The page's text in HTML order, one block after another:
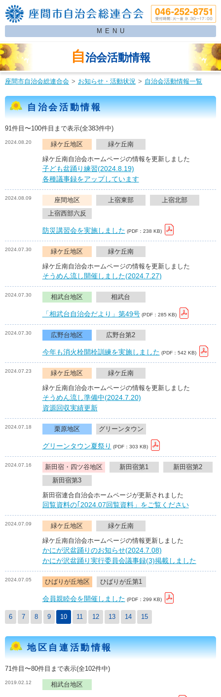
MENU
自治会活動情報
座間市自治会総連合会 お知らせ・活動状況 自治会活動情報一覧
自治会活動情報
91件目〜100件目まで表示(全383件中)
2024.08.20 緑ケ丘地区 緑ケ丘南
緑ケ丘南自治会ホームページの情報を更新しました
子ども盆踊り練習(2024.8.19)
各種議事録をアップしています
2024.08.09 座間地区 上宿東部
上宿北部
上宿西部六反
防災講習会を実施しました (PDF：238 KB)
2024.07.30 緑ケ丘地区 緑ケ丘南
緑ケ丘南自治会ホームページの情報を更新しました
そうめん流し開催しました(2024.7.27)
2024.07.30 相武台地区 相武台
「相武台自治会だより」第49号 (PDF：285 KB)
2024.07.30 広野台地区 広野台第2
今年も消火栓開栓訓練を実施しました (PDF：542 KB)
2024.07.23 緑ケ丘地区 緑ケ丘南
緑ケ丘南自治会ホームページの情報を更新しました
そうめん流し準備中(2024.7.20)
資源回収実績更新
2024.07.18 栗原地区 グリーンタウン
グリーンタウン夏祭り (PDF：303 KB)
2024.07.16 新田宿・四ツ谷地区 新田宿第1
新田宿第2
新田宿第3
新田宿連合自治会ホームページが更新されました
回覧資料の｢2024.07回覧資料」をご覧ください
2024.07.09 緑ケ丘地区 緑ケ丘南
緑ケ丘南自治会ホームページの情報更新しました
かにが沢盆踊りのお知らせ(2024.7.08)
かにが沢盆踊り実行委員会議事録(3)掲載しました
2024.07.05 ひばりが丘地区 ひばりが丘第1
会員親睦会を開催しました (PDF：299 KB)
6 7 8 9 10 11 12 13 14 15
地区自連活動情報
71件目〜80件目まで表示(全102件中)
2019.02.12 相武台地区